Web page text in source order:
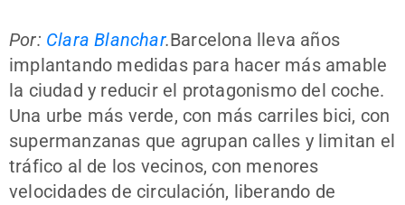
Por: Clara Blanchar.Barcelona lleva años
implantando medidas para hacer más amable
la ciudad y reducir el protagonismo del coche.
Una urbe más verde, con más carriles bici, con
supermanzanas que agrupan calles y limitan el
tráfico al de los vecinos, con menores
velocidades de circulación, liberando de